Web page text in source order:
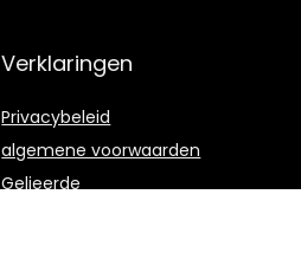
Verklaringen
Privacybeleid
algemene voorwaarden
Gelieerde